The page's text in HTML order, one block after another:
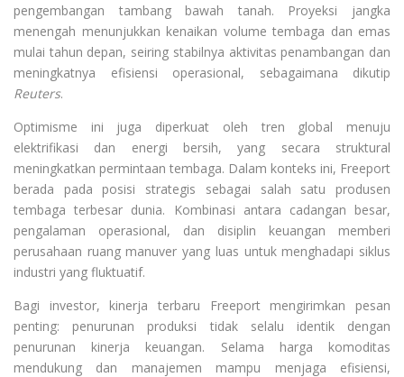
pengembangan tambang bawah tanah. Proyeksi jangka
menengah menunjukkan kenaikan volume tembaga dan emas
mulai tahun depan, seiring stabilnya aktivitas penambangan dan
meningkatnya efisiensi operasional, sebagaimana dikutip
Reuters.
Optimisme ini juga diperkuat oleh tren global menuju
elektrifikasi dan energi bersih, yang secara struktural
meningkatkan permintaan tembaga. Dalam konteks ini, Freeport
berada pada posisi strategis sebagai salah satu produsen
tembaga terbesar dunia. Kombinasi antara cadangan besar,
pengalaman operasional, dan disiplin keuangan memberi
perusahaan ruang manuver yang luas untuk menghadapi siklus
industri yang fluktuatif.
Bagi investor, kinerja terbaru Freeport mengirimkan pesan
penting: penurunan produksi tidak selalu identik dengan
penurunan kinerja keuangan. Selama harga komoditas
mendukung dan manajemen mampu menjaga efisiensi,